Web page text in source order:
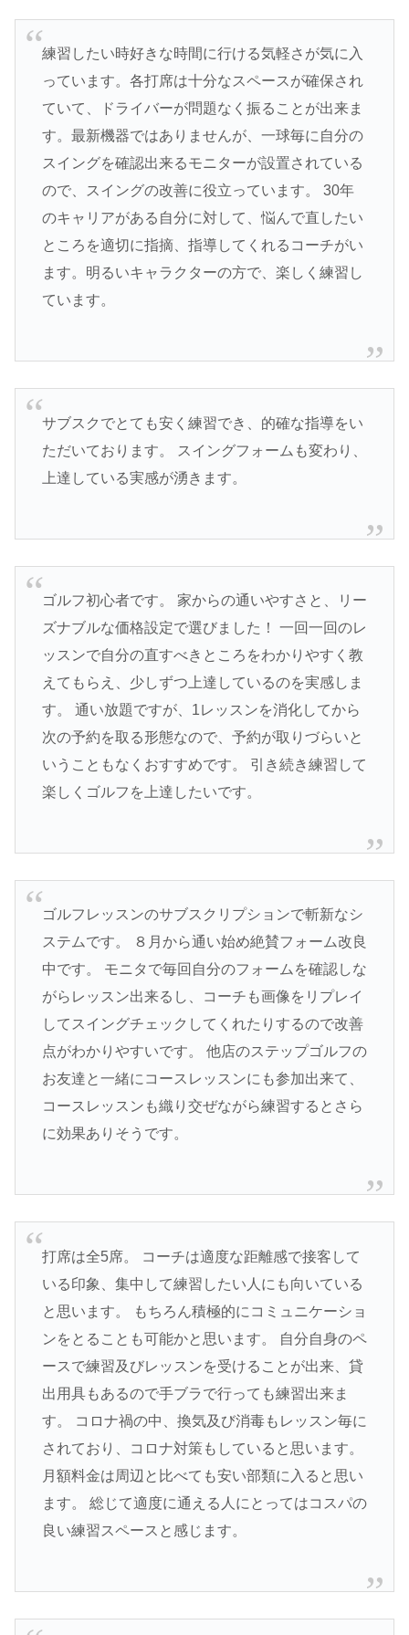
練習したい時好きな時間に行ける気軽さが気に入
っています。各打席は十分なスペースが確保され
ていて、ドライバーが問題なく振ることが出来ま
す。最新機器ではありませんが、一球毎に自分の
スイングを確認出来るモニターが設置されている
ので、スイングの改善に役立っています。 30年
のキャリアがある自分に対して、悩んで直したい
ところを適切に指摘、指導してくれるコーチがい
ます。明るいキャラクターの方で、楽しく練習し
ています。
サブスクでとても安く練習でき、的確な指導をい
ただいております。 スイングフォームも変わり、
上達している実感が湧きます。
ゴルフ初心者です。 家からの通いやすさと、リー
ズナブルな価格設定で選びました！ 一回一回のレ
ッスンで自分の直すべきところをわかりやすく教
えてもらえ、少しずつ上達しているのを実感しま
す。 通い放題ですが、1レッスンを消化してから
次の予約を取る形態なので、予約が取りづらいと
いうこともなくおすすめです。 引き続き練習して
楽しくゴルフを上達したいです。
ゴルフレッスンのサブスクリプションで斬新なシ
ステムです。 ８月から通い始め絶賛フォーム改良
中です。 モニタで毎回自分のフォームを確認しな
がらレッスン出来るし、コーチも画像をリプレイ
してスイングチェックしてくれたりするので改善
点がわかりやすいです。 他店のステップゴルフの
お友達と一緒にコースレッスンにも参加出来て、
コースレッスンも織り交ぜながら練習するとさら
に効果ありそうです。
打席は全5席。 コーチは適度な距離感で接客して
いる印象、集中して練習したい人にも向いている
と思います。 もちろん積極的にコミュニケーショ
ンをとることも可能かと思います。 自分自身のペ
ースで練習及びレッスンを受けることが出来、貸
出用具もあるので手ブラで行っても練習出来ま
す。 コロナ禍の中、換気及び消毒もレッスン毎に
されており、コロナ対策もしていると思います。
月額料金は周辺と比べても安い部類に入ると思い
ます。 総じて適度に通える人にとってはコスパの
良い練習スペースと感じます。